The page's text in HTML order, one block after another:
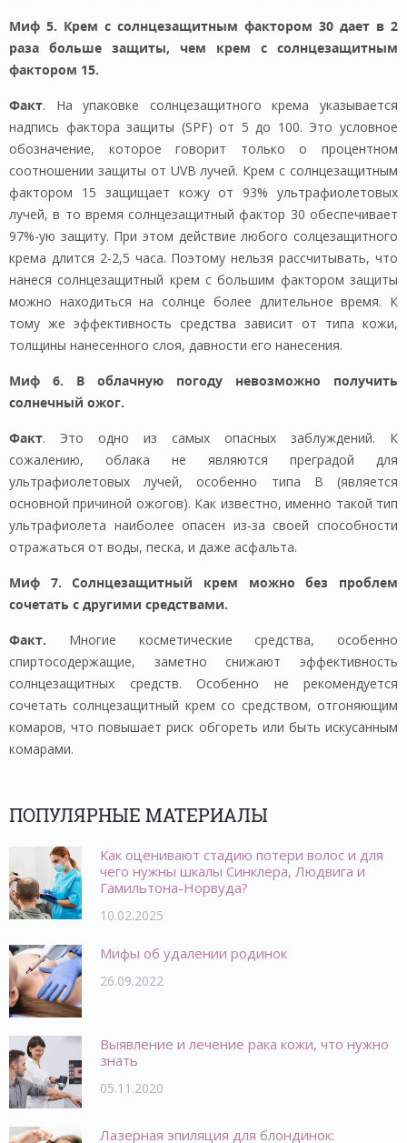
Миф 5. Крем с солнцезащитным фактором 30 дает в 2
раза больше защиты, чем крем с солнцезащитным
фактором 15.
Факт. На упаковке солнцезащитного крема указывается
надпись фактора защиты (SPF) от 5 до 100. Это условное
обозначение, которое говорит только о процентном
соотношении защиты от UVB лучей. Крем с солнцезащитным
фактором 15 защищает кожу от 93% ультрафиолетовых
лучей, в то время солнцезащитный фактор 30 обеспечивает
97%-ую защиту. При этом действие любого солцезащитного
крема длится 2-2,5 часа. Поэтому нельзя рассчитывать, что
нанеся солнцезащитный крем с большим фактором защиты
можно находиться на солнце более длительное время. К
тому же эффективность средства зависит от типа кожи,
толщины нанесенного слоя, давности его нанесения.
Миф 6. В облачную погоду невозможно получить
солнечный ожог.
Факт. Это одно из самых опасных заблуждений. К
сожалению, облака не являются преградой для
ультрафиолетовых лучей, особенно типа В (является
основной причиной ожогов). Как известно, именно такой тип
ультрафиолета наиболее опасен из-за своей способности
отражаться от воды, песка, и даже асфальта.
Миф 7. Солнцезащитный крем можно без проблем
сочетать с другими средствами.
Факт. Многие косметические средства, особенно
спиртосодержащие, заметно снижают эффективность
солнцезащитных средств. Особенно не рекомендуется
сочетать солнцезащитный крем со средством, отгоняющим
комаров, что повышает риск обгореть или быть искусанным
комарами.
ПОПУЛЯРНЫЕ МАТЕРИАЛЫ
Как оценивают стадию потери волос и для
чего нужны шкалы Синклера, Людвига и
Гамильтона-Норвуда?
10.02.2025
Мифы об удалении родинок
26.09.2022
Выявление и лечение рака кожи, что нужно
знать
05.11.2020
Лазерная эпиляция для блондинок: